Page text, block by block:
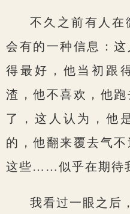
不久之前有人在
会有的一种信息：
得最好，他当初跟
渣，他不喜欢，他
了，这人认为，他
的，他翻来覆去气
这些……似乎在期待
我看过一眼之后